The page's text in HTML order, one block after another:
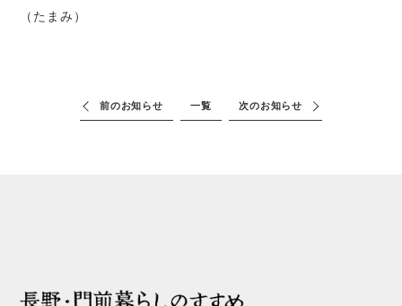
（たまみ）
前のお知らせ 一覧 次のお知らせ